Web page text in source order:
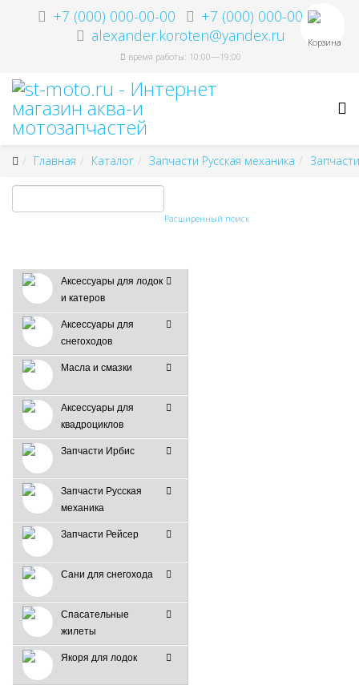
+7 (000) 000-00-00
+7 (000) 000-00-00
alexander.koroten@yandex.ru
время работы: 10:00—19:00
Корзина
Главная Каталог Запчасти Русская механика
Расширенный поиск
Аксессуары для лодок
и катеров
Аксессуары для
снегоходов
Масла и смазки
Аксессуары для
квадроциклов
Запчасти Ирбис
Запчасти Русская
механика
Запчасти Рейсер
Сани для снегохода
Спасательные
жилеты
Якоря для лодок